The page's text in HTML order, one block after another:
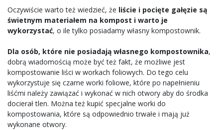
Oczywiście warto też wiedzieć, że liście i pocięte gałęzie są
świetnym materiałem na kompost i warto je
wykorzystać, o ile tylko posiadamy własny kompostownik.
Dla osób, które nie posiadają własnego kompostownika,
dobrą wiadomością może być też fakt, że możliwe jest
kompostowanie liści w workach foliowych. Do tego celu
wykorzystuje się czarne worki foliowe, które po napełnieniu
liśćmi należy zawiązać i wykonać w nich otwory aby do środka
docierał tlen. Można też kupić specjalne worki do
kompostowania, które są odpowiednio trwałe i mają już
wykonane otwory.